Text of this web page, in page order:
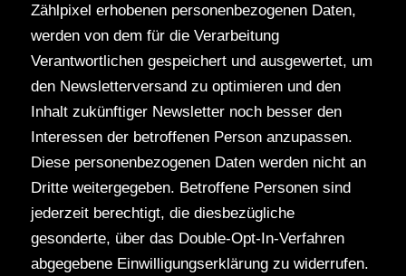
Zählpixel erhobenen personenbezogenen Daten,
werden von dem für die Verarbeitung
Verantwortlichen gespeichert und ausgewertet, um
den Newsletterversand zu optimieren und den
Inhalt zukünftiger Newsletter noch besser den
Interessen der betroffenen Person anzupassen.
Diese personenbezogenen Daten werden nicht an
Dritte weitergegeben. Betroffene Personen sind
jederzeit berechtigt, die diesbezügliche
gesonderte, über das Double-Opt-In-Verfahren
abgegebene Einwilligungserklärung zu widerrufen.